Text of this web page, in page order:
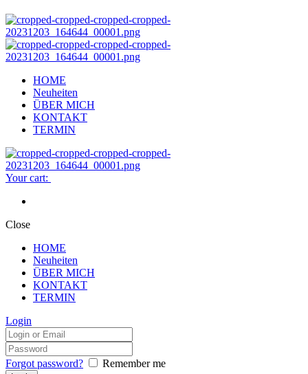
HOME
Neuheiten
ÜBER MICH
KONTAKT
TERMIN
Your cart:
Close
HOME
Neuheiten
ÜBER MICH
KONTAKT
TERMIN
Login
Forgot password? Remember me